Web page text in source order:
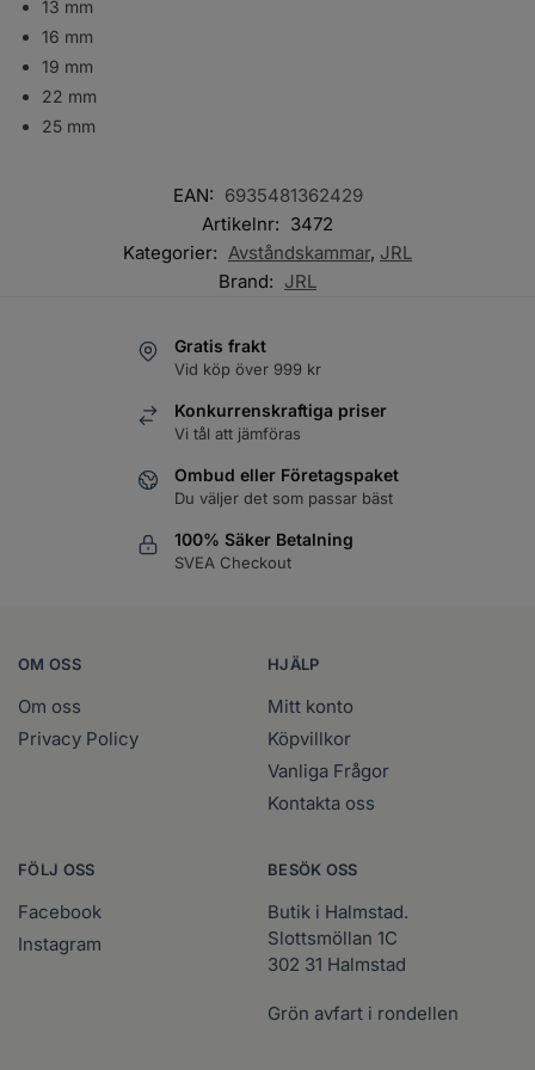
13 mm
16 mm
19 mm
22 mm
25 mm
EAN: 6935481362429
Artikelnr: 3472
Kategorier: Avståndskammar, JRL
Brand: JRL
Gratis frakt
Vid köp över 999 kr
Konkurrenskraftiga priser
Vi tål att jämföras
Ombud eller Företagspaket
Du väljer det som passar bäst
100% Säker Betalning
SVEA Checkout
OM OSS
Om oss
Privacy Policy
HJÄLP
Mitt konto
Köpvillkor
Vanliga Frågor
Kontakta oss
FÖLJ OSS
Facebook
Instagram
BESÖK OSS
Butik i Halmstad.
Slottsmöllan 1C
302 31 Halmstad
Grön avfart i rondellen